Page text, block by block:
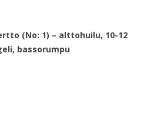
(No: 1) – alttohuilu, 10-12
bassorumpu